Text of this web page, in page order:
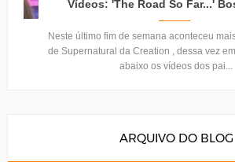
Vídeos: 'The Road So Far...'
Neste último fim de semana aconteceu
de Supernatural da Creation , dessa vez
abaixo os vídeos dos pai...
ARQUIVO DO BLOG